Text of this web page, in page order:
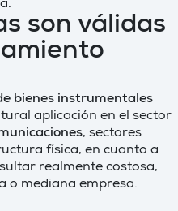
son válidas
bienes instrumentales
aplicación en el sector
, sectores
física, en cuanto a
realmente costosa,
o mediana empresa.